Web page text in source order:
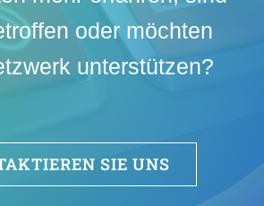
oder möchten
unterstützen?
SIE UNS